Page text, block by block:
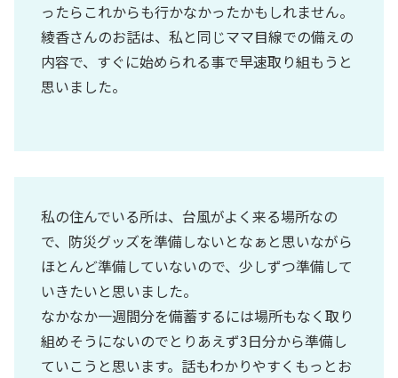
ったらこれからも行かなかったかもしれません。
綾香さんのお話は、私と同じママ目線での備えの
内容で、すぐに始められる事で早速取り組もうと
思いました。
私の住んでいる所は、台風がよく来る場所なの
で、防災グッズを準備しないとなぁと思いながら
ほとんど準備していないので、少しずつ準備して
いきたいと思いました。
なかなか一週間分を備蓄するには場所もなく取り
組めそうにないのでとりあえず3日分から準備し
ていこうと思います。話もわかりやすくもっとお